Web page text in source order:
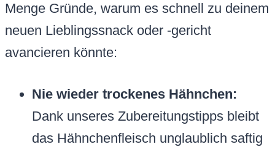
Menge Gründe, warum es schnell zu deinem
neuen Lieblingssnack oder -gericht
avancieren könnte:
Nie wieder trockenes Hähnchen:
Dank unseres Zubereitungstipps bleibt
das Hähnchenfleisch unglaublich saftig